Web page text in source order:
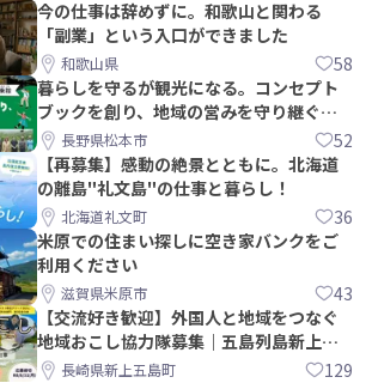
今の仕事は辞めずに。和歌山と関わる
「副業」という入口ができました
和歌山県 58
暮らしを守るが観光になる。コンセプト
ブックを創り、地域の営みを守り継ぐ仲
間を集めませんか？
長野県松本市 52
【再募集】感動の絶景とともに。北海道
の離島"礼文島"の仕事と暮らし！
北海道礼文町 36
米原での住まい探しに空き家バンクをご
利用ください
滋賀県米原市 43
【交流好き歓迎】外国人と地域をつなぐ
地域おこし協力隊募集｜五島列島新上五
島町長崎県新上五島町 129